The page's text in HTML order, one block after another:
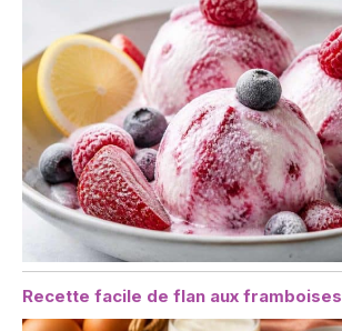
Recette facile de flan aux framboises